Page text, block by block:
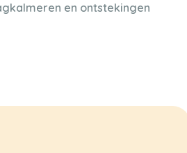
en ontstekingen